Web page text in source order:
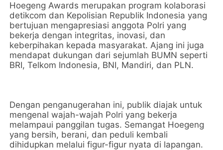
Hoegeng Awards merupakan program kolaborasi
detikcom dan Kepolisian Republik Indonesia yang
bertujuan mengapresiasi anggota Polri yang
bekerja dengan integritas, inovasi, dan
keberpihakan kepada masyarakat. Ajang ini juga
mendapat dukungan dari sejumlah BUMN seperti
BRI, Telkom Indonesia, BNI, Mandiri, dan PLN.
Dengan penganugerahan ini, publik diajak untuk
mengenal wajah-wajah Polri yang bekerja
melampaui panggilan tugas. Semangat Hoegeng
yang bersih, berani, dan peduli kembali
dihidupkan melalui figur-figur nyata di lapangan.